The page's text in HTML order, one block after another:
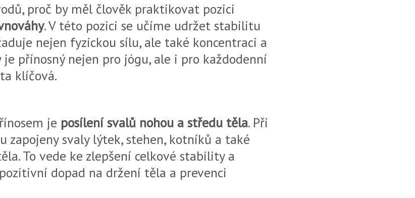
proč by měl člověk praktikovat pozici
. V této pozici se učíme udržet stabilitu
nejen fyzickou sílu, ale také koncentraci a
je přínosný nejen pro jógu, ale i pro každodenní
klíčová.
je posílení svalů nohou a středu těla. Při
zapojeny svaly lýtek, stehen, kotníků a také
To vede ke zlepšení celkové stability a
dopad na držení těla a prevenci